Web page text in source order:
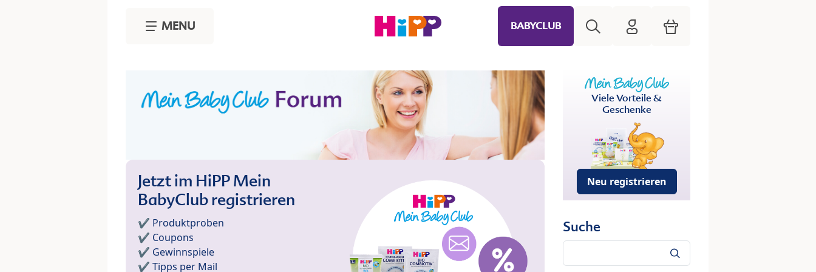
MENU BABYCLUB HiPP Mein Babyclub
Warenkorb
Jetzt im HiPP Mein
BabyClub registrieren
✔️ Produktproben
✔️ Coupons
✔️ Gewinnspiele
✔️ Tipps per Mail
Viele Vorteile &
Geschenke
Neu registrieren
Suche